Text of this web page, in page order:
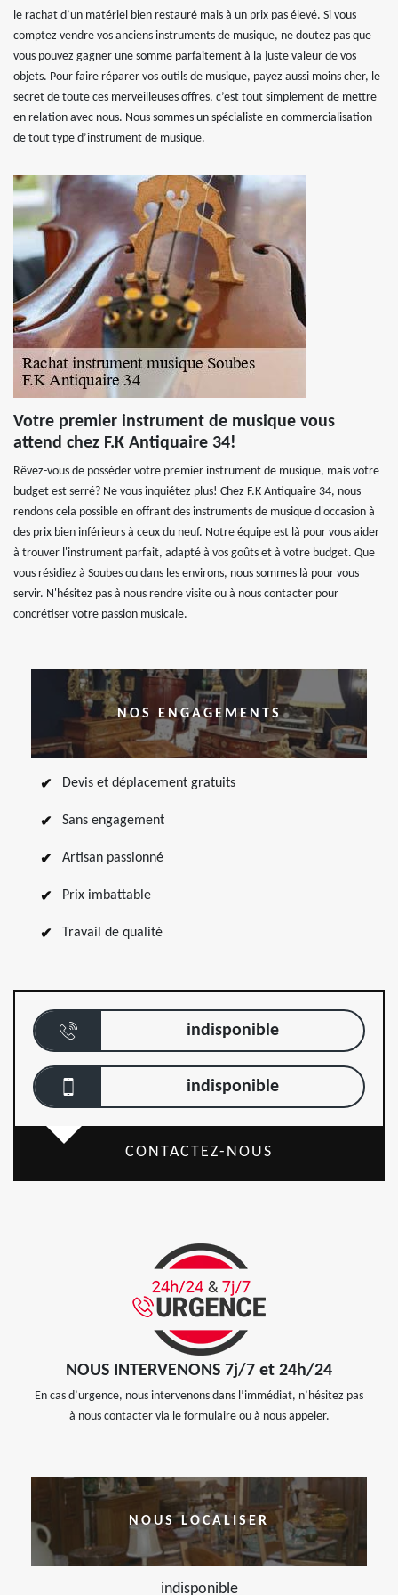
le rachat d’un matériel bien restauré mais à un prix pas élevé. Si vous
comptez vendre vos anciens instruments de musique, ne doutez pas que
vous pouvez gagner une somme parfaitement à la juste valeur de vos
objets. Pour faire réparer vos outils de musique, payez aussi moins cher, le
secret de toute ces merveilleuses offres, c’est tout simplement de mettre
en relation avec nous. Nous sommes un spécialiste en commercialisation
de tout type d’instrument de musique.
Votre premier instrument de musique vous
attend chez F.K Antiquaire 34!
Rêvez-vous de posséder votre premier instrument de musique, mais votre
budget est serré? Ne vous inquiétez plus! Chez F.K Antiquaire 34, nous
rendons cela possible en offrant des instruments de musique d'occasion à
des prix bien inférieurs à ceux du neuf. Notre équipe est là pour vous aider
à trouver l'instrument parfait, adapté à vos goûts et à votre budget. Que
vous résidiez à Soubes ou dans les environs, nous sommes là pour vous
servir. N'hésitez pas à nous rendre visite ou à nous contacter pour
concrétiser votre passion musicale.
NOS ENGAGEMENTS
Devis et déplacement gratuits
Sans engagement
Artisan passionné
Prix imbattable
Travail de qualité
indisponible
indisponible
CONTACTEZ-NOUS
NOUS INTERVENONS 7j/7 et 24h/24
En cas d’urgence, nous intervenons dans l’immédiat, n’hésitez pas
à nous contacter via le formulaire ou à nous appeler.
NOUS LOCALISER
indisponible